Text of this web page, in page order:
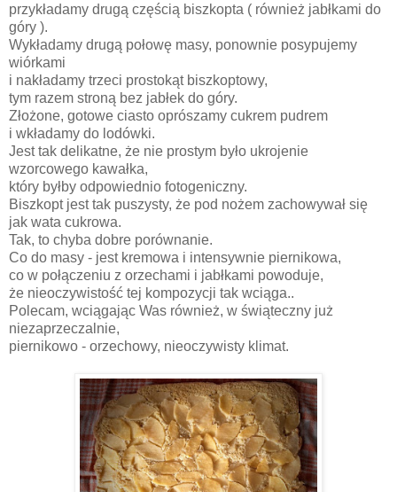
przykładamy drugą częścią biszkopta ( również jabłkami do
góry ).
Wykładamy drugą połowę masy, ponownie posypujemy
wiórkami
i nakładamy trzeci prostokąt biszkoptowy,
tym razem stroną bez jabłek do góry.
Złożone, gotowe ciasto oprószamy cukrem pudrem
i wkładamy do lodówki.
Jest tak delikatne, że nie prostym było ukrojenie
wzorcowego kawałka,
który byłby odpowiednio fotogeniczny.
Biszkopt jest tak puszysty, że pod nożem zachowywał się
jak wata cukrowa.
Tak, to chyba dobre porównanie.
Co do masy - jest kremowa i intensywnie piernikowa,
co w połączeniu z orzechami i jabłkami powoduje,
że nieoczywistość tej kompozycji tak wciąga..
Polecam, wciągając Was również, w świąteczny już
niezaprzeczalnie,
piernikowo - orzechowy, nieoczywisty klimat.